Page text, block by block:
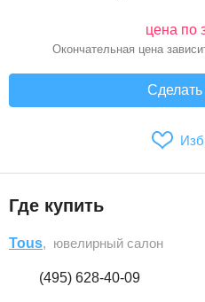
цена по
Окончательная цена
Сделать
Где купить
Tous, ювелирный салон
(495) 628-40-09